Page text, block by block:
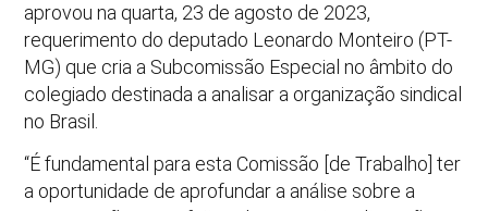
aprovou na quarta, 23 de agosto de 2023,
requerimento do deputado Leonardo Monteiro (PT-
MG) que cria a Subcomissão Especial no âmbito do
colegiado destinada a analisar a organização sindical
no Brasil.
“É fundamental para esta Comissão [de Trabalho] ter
a oportunidade de aprofundar a análise sobre a